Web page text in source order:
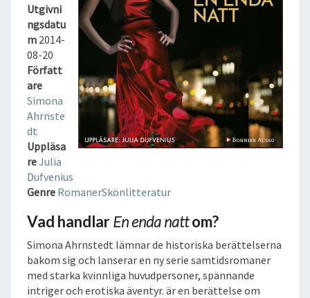
T
T
L
U
D
B
O
K
Utgivni
ngsdatu
m 2014-
08-20
Författ
are
Simona
Ahrnste
dt
Uppläsa
reJulia
Dufvenius
Genre RomanerSkönlitteratur
Vad handlarEn enda nattom?
Simona Ahrnstedt lämnar de historiska berättelserna
bakom sig och lanserar en ny serie samtidsromaner
med starka kvinnliga huvudpersoner, spännande
intriger och erotiska äventyr. är en berättelse om